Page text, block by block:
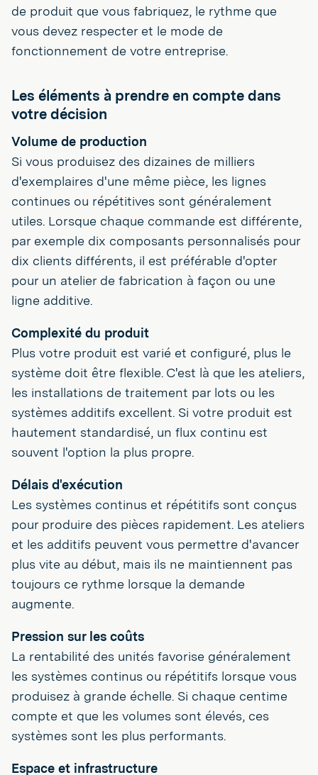
de produit que vous fabriquez, le rythme que
vous devez respecter et le mode de
fonctionnement de votre entreprise.
Les éléments à prendre en compte dans
votre décision
Volume de production
Si vous produisez des dizaines de milliers
d'exemplaires d'une même pièce, les lignes
continues ou répétitives sont généralement
utiles. Lorsque chaque commande est différente,
par exemple dix composants personnalisés pour
dix clients différents, il est préférable d'opter
pour un atelier de fabrication à façon ou une
ligne additive.
Complexité du produit
Plus votre produit est varié et configuré, plus le
système doit être flexible. C'est là que les ateliers,
les installations de traitement par lots ou les
systèmes additifs excellent. Si votre produit est
hautement standardisé, un flux continu est
souvent l'option la plus propre.
Délais d'exécution
Les systèmes continus et répétitifs sont conçus
pour produire des pièces rapidement. Les ateliers
et les additifs peuvent vous permettre d'avancer
plus vite au début, mais ils ne maintiennent pas
toujours ce rythme lorsque la demande
augmente.
Pression sur les coûts
La rentabilité des unités favorise généralement
les systèmes continus ou répétitifs lorsque vous
produisez à grande échelle. Si chaque centime
compte et que les volumes sont élevés, ces
systèmes sont les plus performants.
Espace et infrastructure